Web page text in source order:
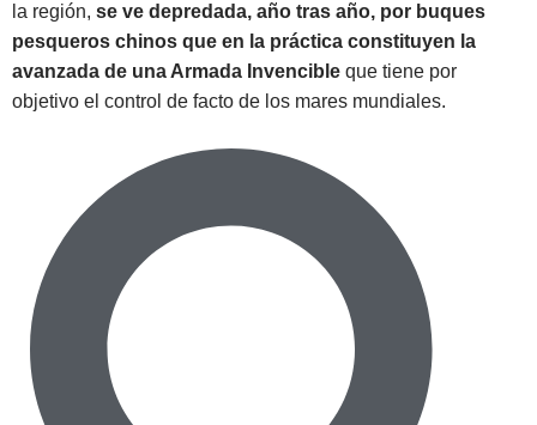
la región, se ve depredada, año tras año, por buques
pesqueros chinos que en la práctica constituyen la
avanzada de una Armada Invencible que tiene por
objetivo el control de facto de los mares mundiales.